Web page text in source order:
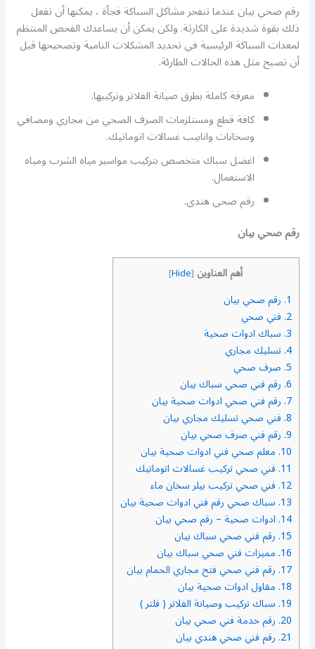
رقم صحي بيان عندما تنفجر مشاكل السباكة فجأة ، يمكنها أن تفعل
ذلك بقوة شديدة على الكارثة. ولكن يمكن أن يساعدك الفحص المنتظم
لمعدات السباكة الرئيسية في تحديد المشكلات النامية وتصحيحها قبل
أن تصبح مثل هذه الحالات الطارئة.
معرفة كاملة بطرق صيانة الفلاتر وتركيبها.
كافة قطع ومستلزمات الصرف الصحي من مجاري ومصافي
وسخانات وانابيب غسالات اتوماتيك.
اغضل سباك متخصص بتركيب مواسير مياه الشرب ومياه
الاستعمال.
رقم صحي هندي.
رقم صحي بيان
أهم العناوين [
Hide
]
1. رقم صحي بيان
2. فني صحي
3. سباك ادوات صحية
4. تسليك مجاري
5. صرف صحي
6. رقم فني صحي سباك بيان
7. رقم فني صحي ادوات صحية بيان
8. فني صحي تسليك مجاري بيان
9. رقم فني صرف صحي بيان
10. معلم صحي فني ادوات صحية بيان
11. فني صحي تركيب غسالات اتوماتيك
12. فني صحي تركيب بيلر سخان ماء
13. سباك صحي رقم فني ادوات صحية بيان
14. ادوات صحية – رقم صحي بيان
15. رقم فني صحي سباك بيان
16. مميزات فني صحي سباك بيان
17. رقم فني صحي فتح مجاري الحمام بيان
18. مقاول ادوات صحية بيان
19. سباك تركيب وصيانة الفلاتر ( فلتر )
20. رقم خدمة فني صحي بيان
21. رقم فني صحي هندي بيان